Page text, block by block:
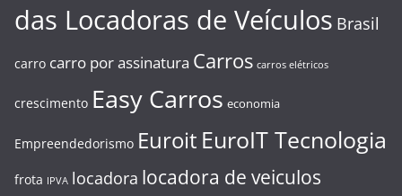
das Locadoras de Veículos Brasil
carro carro por assinatura Carros carros elétricos
crescimento Easy Carros economia
Empreendedorismo Euroit EuroIT Tecnologia
frota IPVA locadora locadora de veiculos